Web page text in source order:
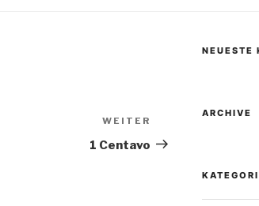
Beitrag
WEITER
1 Centavo
NEUESTE
ARCHIVE